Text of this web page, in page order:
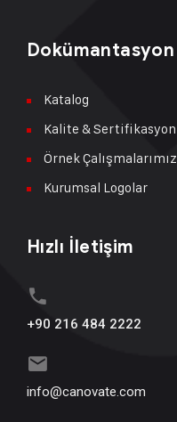
Dokümantasyon
Katalog
Kalite & Sertifikasyon
Örnek Çalışmalarımız
Kurumsal Logolar
Hızlı İletişim
+90 216 484 2222
info@canovate.com